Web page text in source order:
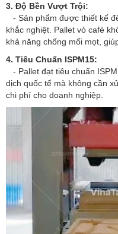
3. Độ Bền Vượt Trội:
- Sản phẩm được thiết kế
khắc nghiệt. Pallet vỏ café
khả năng chống mối mọt,
4. Tiêu Chuẩn ISPM15:
- Pallet đạt tiêu chuẩn
dịch quốc tế mà không cần
chi phí cho doanh nghiệp.